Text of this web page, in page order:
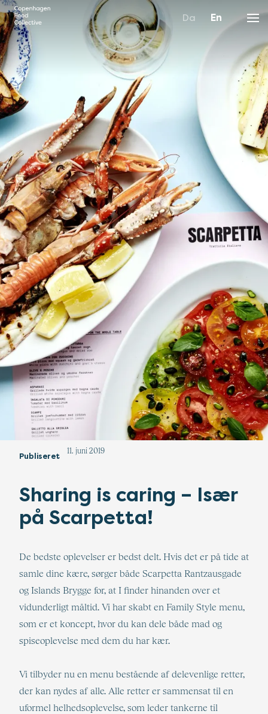
Da En
Publiseret
11. juni 2019
Sharing is caring – Især
på Scarpetta!
De bedste oplevelser er bedst delt. Hvis det er på tide at
samle dine kære, sørger både Scarpetta Rantzausgade
og Islands Brygge for, at I finder hinanden over et
vidunderligt måltid. Vi har skabt en Family Style menu,
som er et koncept, hvor du kan dele både mad og
spiseoplevelse med dem du har kær.
Vi tilbyder nu en menu bestående af delevenlige retter,
der kan nydes af alle. Alle retter er sammensat til en
uformel helhedsoplevelse, som leder tankerne til